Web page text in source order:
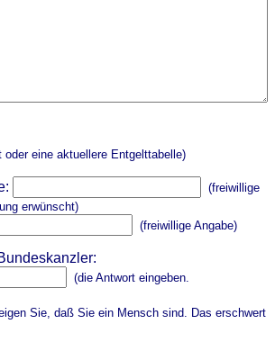
eine aktuellere Entgelttabelle)
(freiwillige
erwünscht)
(freiwillige Angabe)
(die Antwort eingeben.
Sie, daß Sie ein Mensch sind. Das erschwert